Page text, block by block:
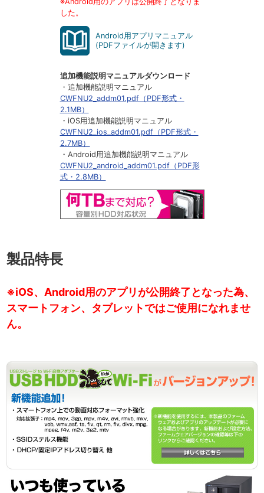
した。
Android用アプリマニュアル
(PDFファイルが開きます)
追加機能説明マニュアルダウンロード
・追加機能説明マニュアル
CWFNU2_addm01.pdf（PDF形式・
2.1MB）
・iOS用追加機能説明マニュアル
CWFNU2_ios_addm01.pdf（PDF形式・
2.7MB）
・Android用追加機能説明マニュアル
CWFNU2_android_addm01.pdf（PDF形
式・2.8MB）
製品特長
※iOS、Android用のアプリが公開終了となった為、
スマートフォン、タブレットではご使用になれませ
ん。